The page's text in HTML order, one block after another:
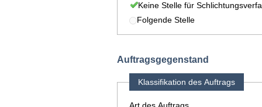
Keine Stelle für
Folgende Stelle
Auftragsgegenstand
Klassifikation des Auftrags